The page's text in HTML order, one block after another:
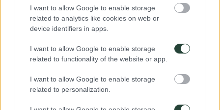
I want to allow Google to enable storage
related to analytics like cookies on web or
device identifiers in apps.
I want to allow Google to enable storage
related to functionality of the website or app.
I want to allow Google to enable storage
related to personalization.
Si estás satisfecho con los servicios prestados, una propina, aunque
no sea obligatoria, es adecuada. Si bien no es algo tan habitual en
España, puede ser de gran importancia para la economía local.
Documentación
Oman no requiere tramitación previa del visado, se puede conseguir
en la entrada en el país. Debes rellenar un formulario a la llegada al
país y cumplir con el pago del visado qué incluimos en la previsión